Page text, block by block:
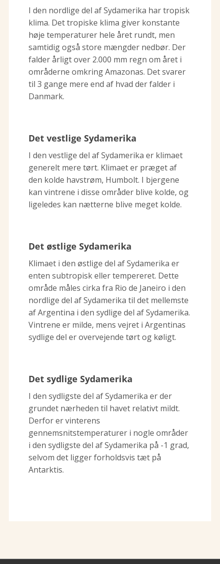
I den nordlige del af Sydamerika har tropisk
klima. Det tropiske klima giver konstante
høje temperaturer hele året rundt, men
samtidig også store mængder nedbør. Der
falder årligt over 2.000 mm regn om året i
områderne omkring Amazonas. Det svarer
til 3 gange mere end af hvad der falder i
Danmark.
Det vestlige Sydamerika
I den vestlige del af Sydamerika er klimaet
generelt mere tørt. Klimaet er præget af
den kolde havstrøm, Humbolt. I bjergene
kan vintrene i disse områder blive kolde, og
ligeledes kan nætterne blive meget kolde.
Det østlige Sydamerika
Klimaet i den østlige del af Sydamerika er
enten subtropisk eller tempereret. Dette
område måles cirka fra Rio de Janeiro i den
nordlige del af Sydamerika til det mellemste
af Argentina i den sydlige del af Sydamerika.
Vintrene er milde, mens vejret i Argentinas
sydlige del er overvejende tørt og køligt.
Det sydlige Sydamerika
I den sydligste del af Sydamerika er der
grundet nærheden til havet relativt mildt.
Derfor er vinterens
gennemsnitstemperaturer i nogle områder
i den sydligste del af Sydamerika på -1 grad,
selvom det ligger forholdsvis tæt på
Antarktis.